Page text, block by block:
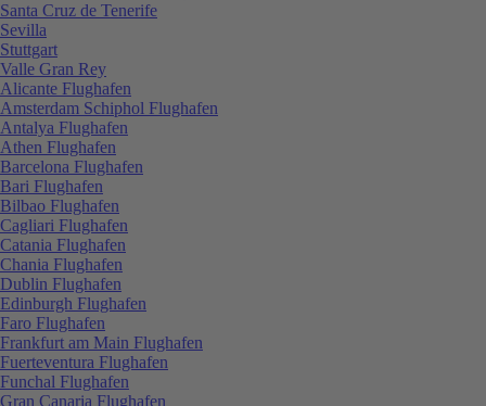
Santa Cruz de Tenerife
Sevilla
Stuttgart
Valle Gran Rey
Alicante Flughafen
Amsterdam Schiphol Flughafen
Antalya Flughafen
Athen Flughafen
Barcelona Flughafen
Bari Flughafen
Bilbao Flughafen
Cagliari Flughafen
Catania Flughafen
Chania Flughafen
Dublin Flughafen
Edinburgh Flughafen
Faro Flughafen
Frankfurt am Main Flughafen
Fuerteventura Flughafen
Funchal Flughafen
Gran Canaria Flughafen